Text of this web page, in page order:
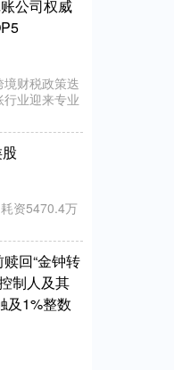
公司权威
境财税政策迭
业迎来专业
资5470.4万
回“金钟转
制人及其
及1%整数